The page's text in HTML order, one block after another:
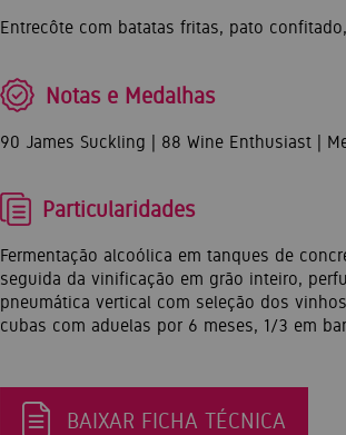
Entrecôte com batatas fritas, pato
Notas e Medalhas
90 James Suckling | 88 Wine Enthusiast |
Particularidades
Fermentação alcoólica em tanques de
seguida da vinificação em grão inteiro,
pneumática vertical com seleção dos
cubas com aduelas por 6 meses, 1/3 em
BAIXAR FICHA TÉCNICA